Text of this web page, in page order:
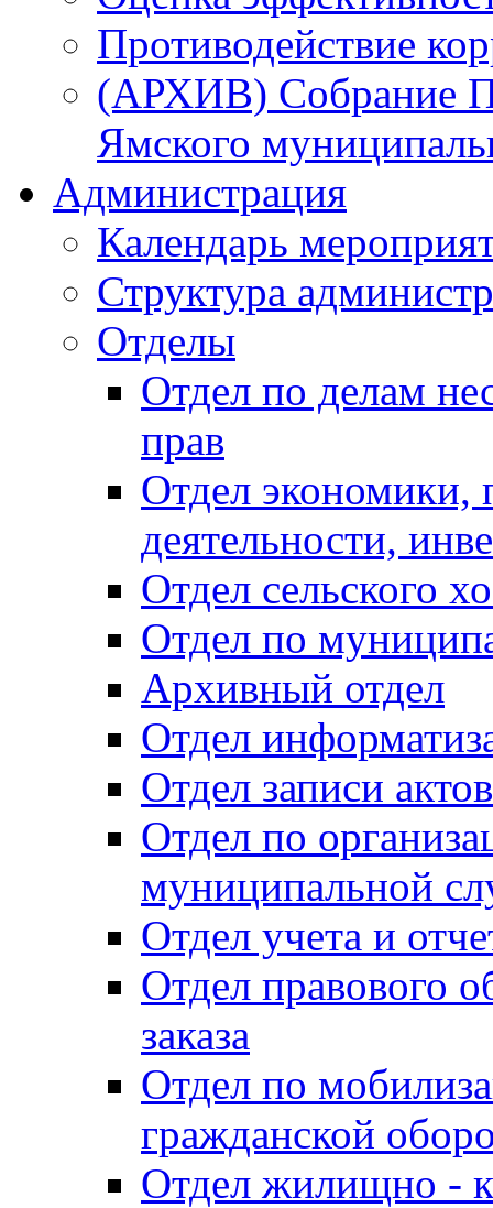
Противодействие
(АРХИВ) Собрание
Ямского
Администрация
Календарь
Структура
Отделы
Отдел по делам
прав
Отдел экономики,
деятельности,
Отдел сельского
Отдел по
Архивный отдел
Отдел
Отдел записи
Отдел по
муниципальной
Отдел учета и
Отдел правового
заказа
Отдел по
гражданской
Отдел жилищно -